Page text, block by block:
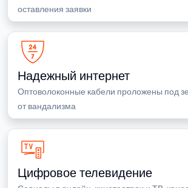
оставления заявки
Надежный интернет
Оптоволоконные кабели проложены под
от вандализма
Цифровое телевидение